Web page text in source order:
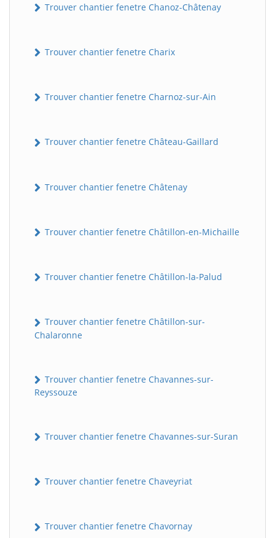
Trouver chantier fenetre Chanoz-Châtenay
Trouver chantier fenetre Charix
Trouver chantier fenetre Charnoz-sur-Ain
Trouver chantier fenetre Château-Gaillard
Trouver chantier fenetre Châtenay
Trouver chantier fenetre Châtillon-en-Michaille
Trouver chantier fenetre Châtillon-la-Palud
Trouver chantier fenetre Châtillon-sur-
Chalaronne
Trouver chantier fenetre Chavannes-sur-
Reyssouze
Trouver chantier fenetre Chavannes-sur-Suran
Trouver chantier fenetre Chaveyriat
Trouver chantier fenetre Chavornay